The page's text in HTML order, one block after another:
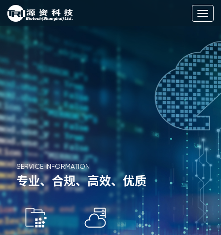
切
航
SERVICE INFORMATION
专业、合规、高效、优质